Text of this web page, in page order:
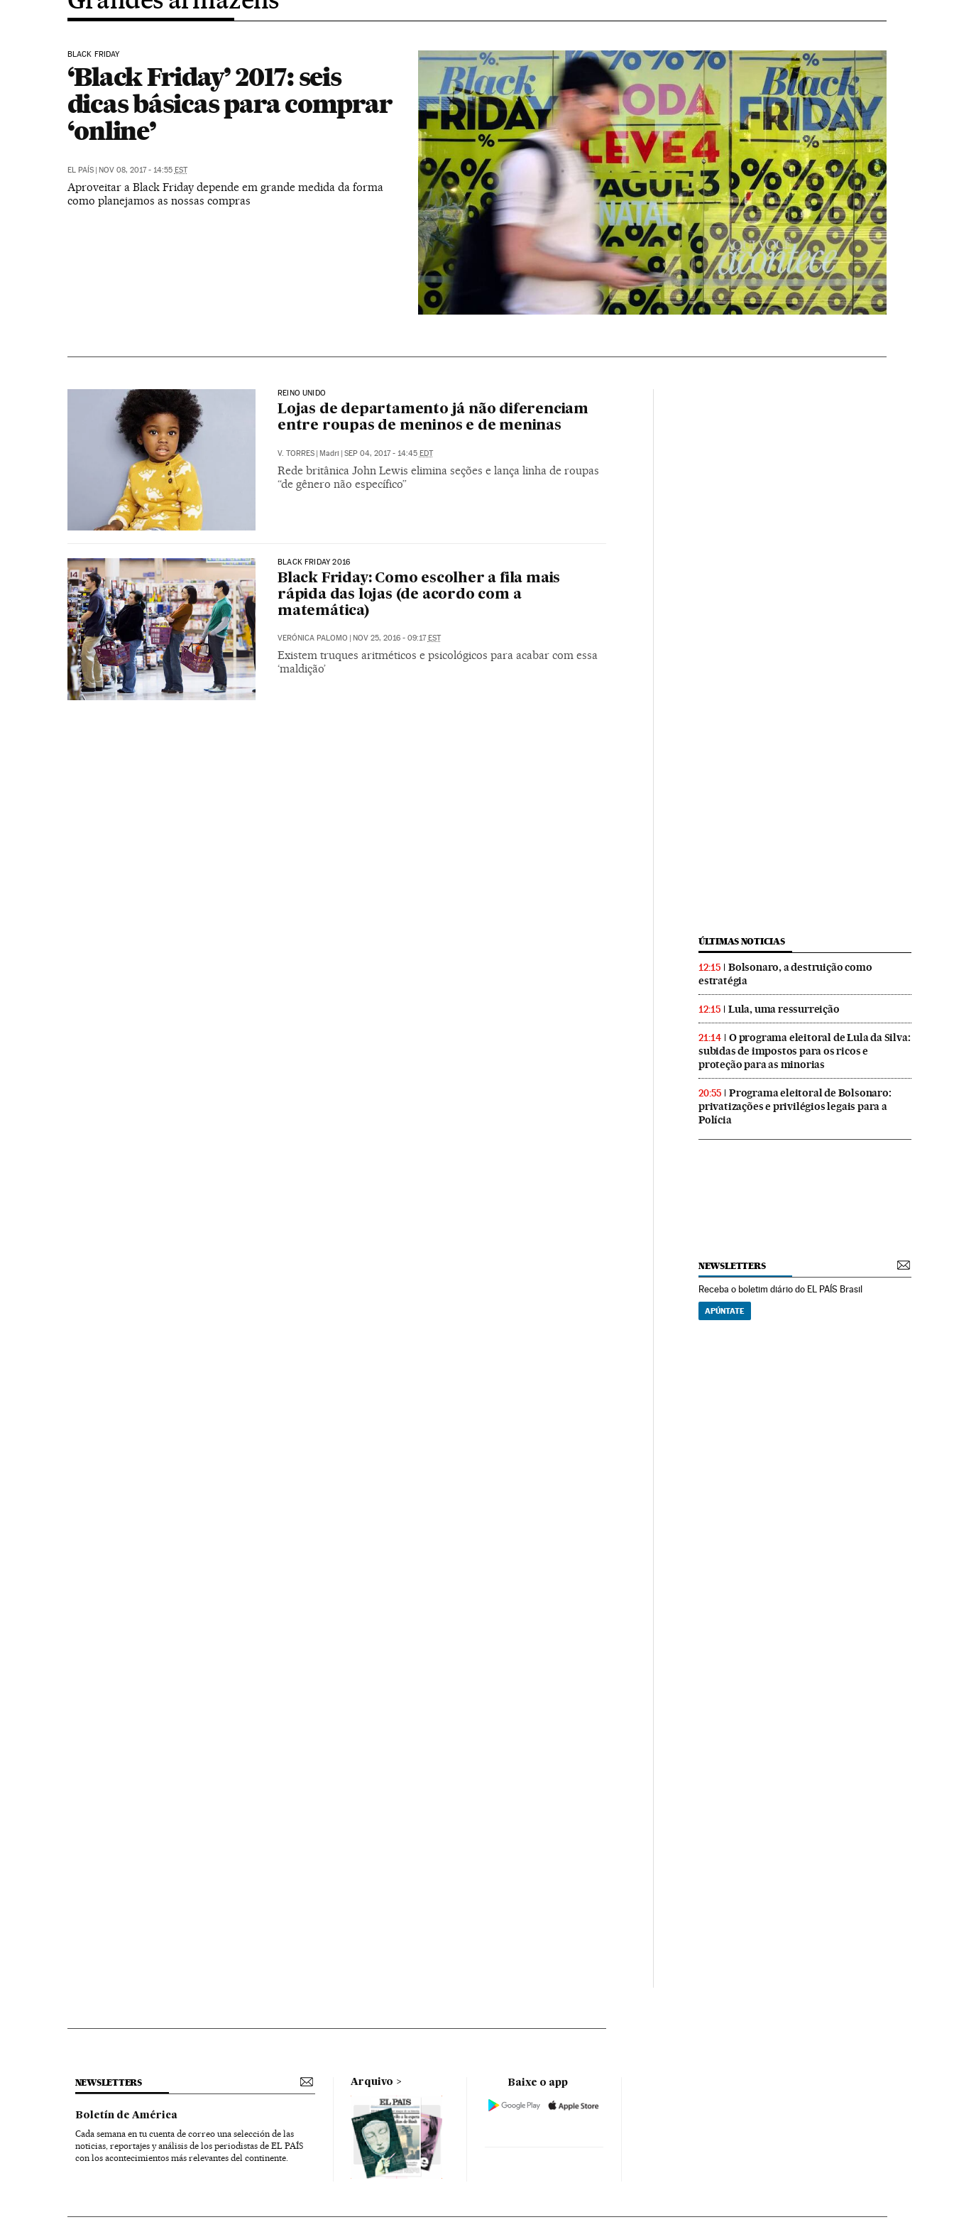
BLACK FRIDAY
‘Black Friday’ 2017: seis
dicas básicas para comprar
‘online’
EL PAÍS | NOV 08, 2017 - 14:55 EST
Aproveitar a Black Friday depende em grande medida da forma
como planejamos as nossas compras
REINO UNIDO
Lojas de departamento já não diferenciam
entre roupas de meninos e de meninas
V. TORRES | Madri | SEP 04, 2017 - 14:45 EDT
Rede britânica John Lewis elimina seções e lança linha de roupas
“de gênero não específico”
BLACK FRIDAY 2016
Black Friday: Como escolher a fila mais
rápida das lojas (de acordo com a
matemática)
VERÓNICA PALOMO | NOV 25, 2016 - 09:17EST
Existem truques aritméticos e psicológicos para acabar com essa
‘maldição’
ÚLTIMAS NOTICIAS
12:15
Bolsonaro, a destruição como
estratégia
12:15 Lula, uma ressurreição
21:14
O programa eleitoral de Lula da Silva:
subidas de impostos para os ricos e
proteção para as minorias
20:55
Programa eleitoral de Bolsonaro:
privatizações e privilégios legais para a
Polícia
NEWSLETTERS
Receba o boletim diário do EL PAÍS Brasil
APÚNTATE
NEWSLETTERS
Boletín de América
Cada semana en tu cuenta de correo una selección de las
noticias, reportajes y análisis de los periodistas de EL PAÍS
con los acontecimientos más relevantes del continente.
Arquivo Baixe o app